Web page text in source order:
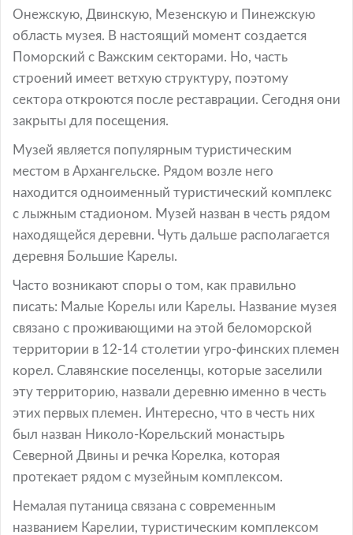
Онежскую, Двинскую, Мезенскую и Пинежскую
область музея. В настоящий момент создается
Поморский с Важским секторами. Но, часть
строений имеет ветхую структуру, поэтому
сектора откроются после реставрации. Сегодня они
закрыты для посещения.
Музей является популярным туристическим
местом в Архангельске. Рядом возле него
находится одноименный туристический комплекс
с лыжным стадионом. Музей назван в честь рядом
находящейся деревни. Чуть дальше располагается
деревня Большие Карелы.
Часто возникают споры о том, как правильно
писать: Малые Корелы или Карелы. Название музея
связано с проживающими на этой беломорской
территории в 12-14 столетии угро-финских племен
корел. Славянские поселенцы, которые заселили
эту территорию, назвали деревню именно в честь
этих первых племен. Интересно, что в честь них
был назван Николо-Корельский монастырь
Северной Двины и речка Корелка, которая
протекает рядом с музейным комплексом.
Немалая путаница связана с современным
названием Карелии, туристическим комплексом